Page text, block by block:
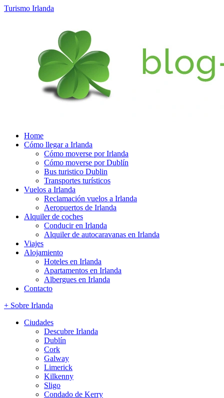
Turismo Irlanda
Home
Cómo llegar a Irlanda
Cómo moverse por Irlanda
Cómo moverse por Dublín
Bus turistico Dublin
Transportes turísticos
Vuelos a Irlanda
Reclamación vuelos a Irlanda
Aeropuertos de Irlanda
Alquiler de coches
Conducir en Irlanda
Alquiler de autocaravanas en Irlanda
Viajes
Alojamiento
Hoteles en Irlanda
Apartamentos en Irlanda
Albergues en Irlanda
Contacto
+ Sobre Irlanda
Ciudades
Descubre Irlanda
Dublín
Cork
Galway
Limerick
Kilkenny
Sligo
Condado de Kerry